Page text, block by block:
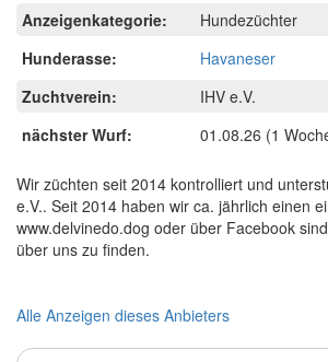
Anzeigenkategorie:
Hundezüchter
Hunderasse:
Havaneser
Zuchtverein:
IHV e.V.
nächster Wurf:
01.08.26 (1
Wir züchten seit 2014 kontrolliert und
e.V.. Seit 2014 haben wir ca. jährlich einen
www.delvinedo.dog oder über Facebook
über uns zu finden.
Alle Anzeigen dieses Anbieters